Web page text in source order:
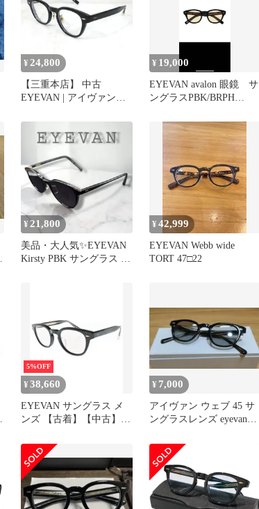
¥ 24,800
【三重本店】 中古
EYEVAN | アイヴァン
リントンシェイプ 度入り
メガネ カラー：PBK(ピ
47□22-145 【116】
¥ 19,000
EYEVAN avalon 眼鏡 サ
ングラスPBK/BRPH
¥21,800
美品・大人気✨EYEVAN
Kirsty PBK サングラス 純
¥42,999
EYEVAN Webb wide
TORT 47□22
5%OFF
¥38,660
EYEVAN サングラス メ
ンズ 【古着】【中古】
¥ 7,000
アイヴァン ウェブ 45 サ
ングラスレンズ eyevan